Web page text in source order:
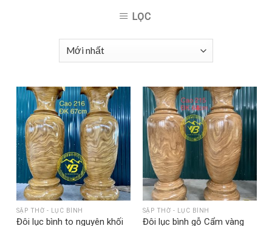
LỌC
SẬP THỜ - LỤC BÌNH
Đôi lục bình to nguyên khối
SẬP THỜ - LỤC BÌNH
Đôi lục bình gỗ Cẩm vàng